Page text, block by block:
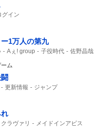
グイン
1万人の第九
Aぇ! group 子役時代
佐野晶哉
ム
更新情報 ジャンプ
クラヴァリ
メイドインアビス